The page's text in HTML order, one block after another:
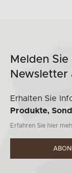
Melden
Newsletter
Erhalten Sie
Produkte,
Erfahren Sie hier